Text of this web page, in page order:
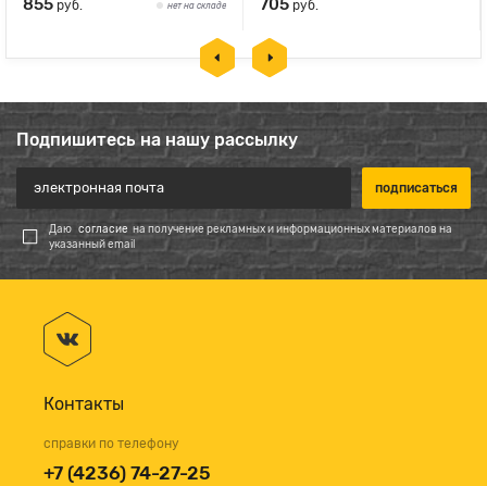
855 руб. нет на складе 705 руб.
Подпишитесь на нашу рассылку
Даю согласие на получение рекламных и информационных материалов на
указанный email
Контакты
справки по телефону
+7 (4236) 74-27-25